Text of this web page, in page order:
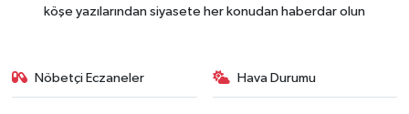
köşe yazılarından siyasete her konudan haberdar olun
Nöbetçi Eczaneler Hava Durumu